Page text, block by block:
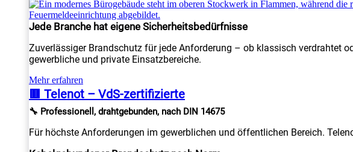
Jede Branche hat eigene Sicherheitsbedürfnisse
Zuverlässiger Brandschutz für jede Anforderung – ob klassisch verdrahtet
gewerbliche und private Einsatzbereiche.
Mehr erfahren
🟥 Telenot – VdS-zertifizierte
🔧 Professionell, drahtgebunden, nach DIN 14675
Für höchste Anforderungen im gewerblichen und öffentlichen Bereich.